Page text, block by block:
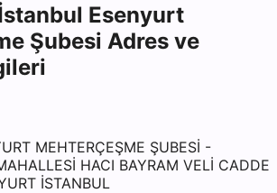
Esenyurt
Şubesi Adres ve
MEHTERÇEŞME ŞUBESİ -
HACI BAYRAM VELİ CADDE
İSTANBUL